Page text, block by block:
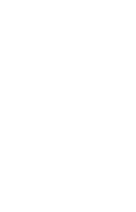
«Cuando se hace
reputación porque
veces es mucho
reflexiona antes
como «la mayor
crisis deportiva».
situación y lo que